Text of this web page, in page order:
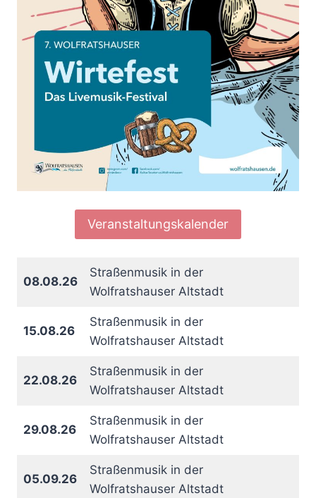
Veranstaltungskalender
08.08.26
Straßenmusik in der
Wolfratshauser Altstadt
15.08.26
Straßenmusik in der
Wolfratshauser Altstadt
22.08.26
Straßenmusik in der
Wolfratshauser Altstadt
29.08.26
Straßenmusik in der
Wolfratshauser Altstadt
05.09.26
Straßenmusik in der
Wolfratshauser Altstadt